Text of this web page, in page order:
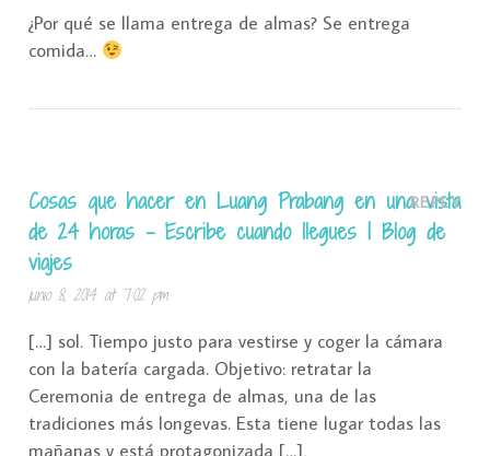
¿Por qué se llama entrega de almas? Se entrega
comida…
Cosas que hacer en Luang Prabang en una vista
de 24 horas - Escribe cuando llegues | Blog de
viajes
junio 8, 2014 at 7:02 pm
REPLY
[…] sol. Tiempo justo para vestirse y coger la cámara
con la batería cargada. Objetivo: retratar la
Ceremonia de entrega de almas, una de las
tradiciones más longevas. Esta tiene lugar todas las
mañanas y está protagonizada […]